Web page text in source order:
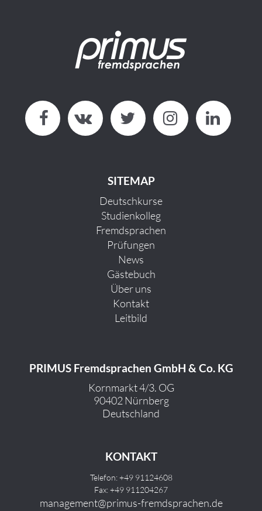
SITEMAP
Deutschkurse
Studienkolleg
Fremdsprachen
Prüfungen
News
Gästebuch
Über uns
Kontakt
Leitbild
PRIMUS Fremdsprachen GmbH & Co. KG
Kornmarkt 4/3. OG
90402 Nürnberg
Deutschland
KONTAKT
Telefon: +49 91124608
Fax: +49 911204267
management@primus-fremdsprachen.de